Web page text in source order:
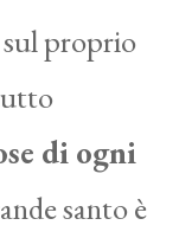
sul proprio
di ogni
santo è